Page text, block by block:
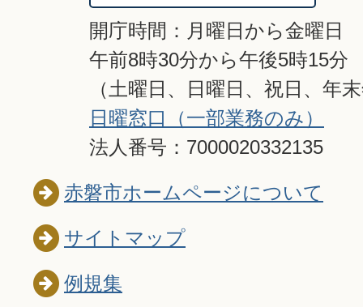
開庁時間：月曜日から金曜日
午前8時30分から午後5時15分
（土曜日、日曜日、祝日、年
日曜窓口（一部業務のみ）
法人番号：7000020332135
赤磐市ホームページについて
サイトマップ
例規集